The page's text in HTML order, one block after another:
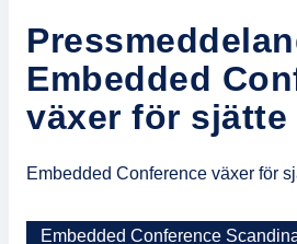
Fokusområden
Aktuella projekt
Embedded
växer för sjätte
Embedded Conference växer för
Embedded Conference